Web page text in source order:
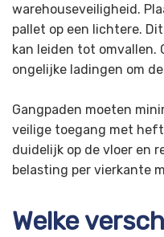
warehouseveiligheid.
pallet op een lichtere.
kan leiden tot omvallen.
ongelijke ladingen om
Gangpaden moeten
veilige toegang met
duidelijk op de vloer en
belasting per vierkante
Welke